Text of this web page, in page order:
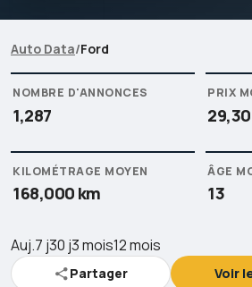
Auto Data/Ford
Ford
NOMBRE D'ANNONCES
1,287
PRIX
KILOMÉTRAGE MOYEN
168,000 km
ÂGE
13
Auj.7 j30 j3 mois12 mois
Partager Voir